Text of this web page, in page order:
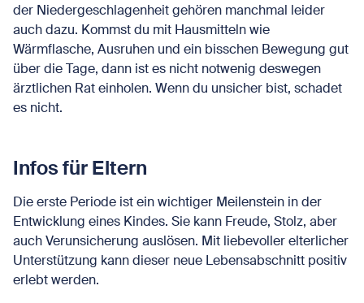
der Niedergeschlagenheit gehören manchmal leider
auch dazu. Kommst du mit Hausmitteln wie
Wärmflasche, Ausruhen und ein bisschen Bewegung gut
über die Tage, dann ist es nicht notwenig deswegen
ärztlichen Rat einholen. Wenn du unsicher bist, schadet
es nicht.
Infos für Eltern
Die erste Periode ist ein wichtiger Meilenstein in der
Entwicklung eines Kindes. Sie kann Freude, Stolz, aber
auch Verunsicherung auslösen. Mit liebevoller elterlicher
Unterstützung kann dieser neue Lebensabschnitt positiv
erlebt werden.